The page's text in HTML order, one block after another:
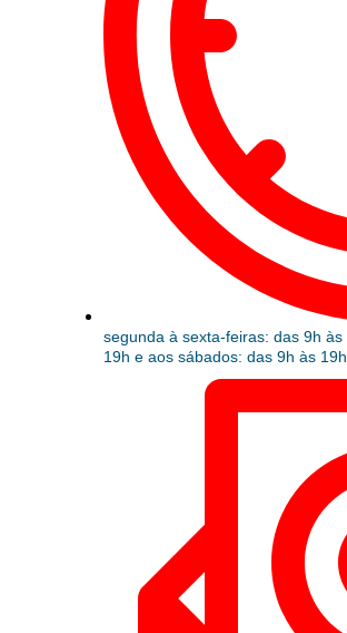
segunda à sexta-feiras: das 9h às
19h e aos sábados: das 9h às 19h